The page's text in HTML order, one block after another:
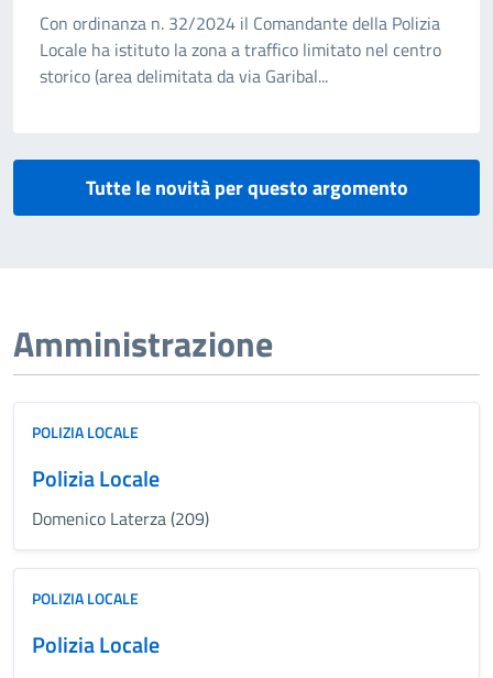
Con ordinanza n. 32/2024 il Comandante della Polizia
Locale ha istituto la zona a traffico limitato nel centro
storico (area delimitata da via Garibal...
Tutte le novità per questo argomento
Amministrazione
POLIZIA LOCALE
Polizia Locale
Domenico Laterza (209)
POLIZIA LOCALE
Polizia Locale